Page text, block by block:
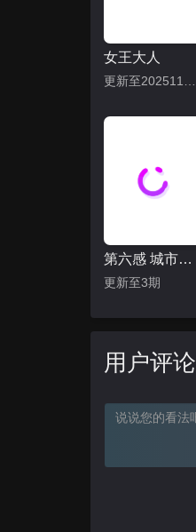
女王大人
第六感 城市观光2
更新至3期
用户评论